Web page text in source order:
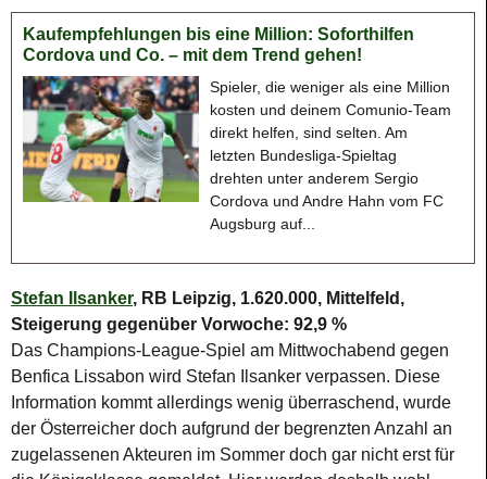
Kaufempfehlungen bis eine Million: Soforthilfen
Cordova und Co. – mit dem Trend gehen!
Spieler, die weniger als eine Million
kosten und deinem Comunio-Team
direkt helfen, sind selten. Am
letzten Bundesliga-Spieltag
drehten unter anderem Sergio
Cordova und Andre Hahn vom FC
Augsburg auf...
Stefan Ilsanker, RB Leipzig, 1.620.000, Mittelfeld,
Steigerung gegenüber Vorwoche: 92,9 %
Das Champions-League-Spiel am Mittwochabend gegen
Benfica Lissabon wird Stefan Ilsanker verpassen. Diese
Information kommt allerdings wenig überraschend, wurde
der Österreicher doch aufgrund der begrenzten Anzahl an
zugelassenen Akteuren im Sommer doch gar nicht erst für